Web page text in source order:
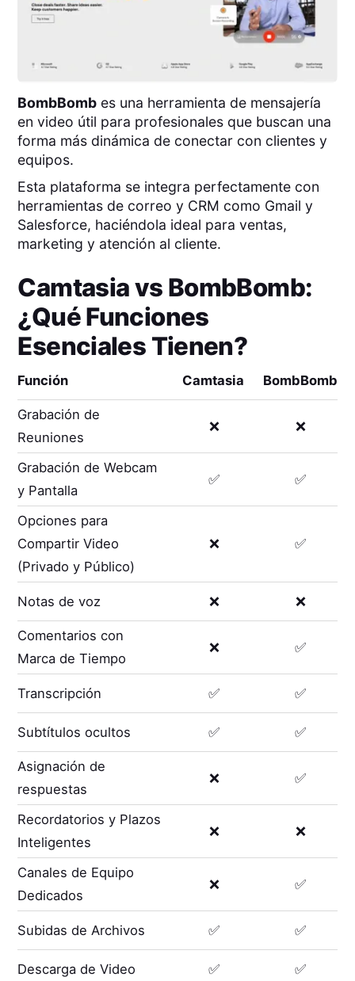
BombBomb es una herramienta de mensajería
en video útil para profesionales que buscan una
forma más dinámica de conectar con clientes y
equipos.
Esta plataforma se integra perfectamente con
herramientas de correo y CRM como Gmail y
Salesforce, haciéndola ideal para ventas,
marketing y atención al cliente.
Camtasiavs BombBomb:
¿Qué Funciones
Esenciales Tienen?
Función Camtasia BombBomb
Grabación de
Reuniones
❌ ❌
Grabación de Webcam
y Pantalla
✅ ✅
Opciones para
Compartir Video
(Privado y Público)
❌ ✅
Notas de voz ❌ ❌
Comentarios con
Marca de Tiempo
❌ ✅
Transcripción ✅ ✅
Subtítulos ocultos ✅ ✅
Asignación de
respuestas
❌ ✅
Recordatorios y Plazos
Inteligentes
❌ ❌
Canales de Equipo
Dedicados
❌ ✅
Subidas de Archivos ✅ ✅
Descarga de Video ✅ ✅